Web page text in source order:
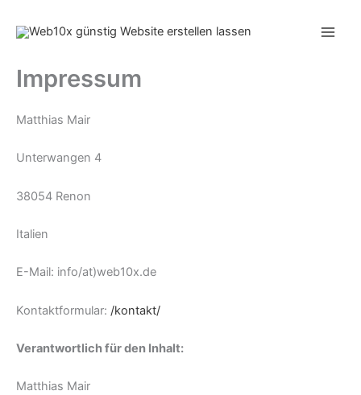
Inhalt
Impressum
Matthias Mair
Unterwangen 4
38054 Renon
Italien
E-Mail: info/at)web10x.de
Kontaktformular: /kontakt/
Verantwortlich für den Inhalt:
Matthias Mair